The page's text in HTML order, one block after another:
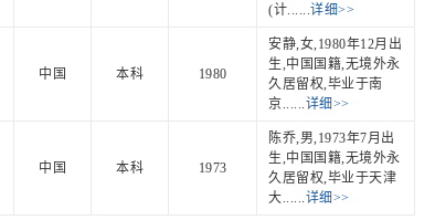
(计......详细>>
中国 本科 1980
安静,女,1980年12月出
生,中国国籍,无境外永
久居留权,毕业于南
京......详细>>
中国 本科 1973
陈乔,男,1973年7月出
生,中国国籍,无境外永
久居留权,毕业于天津
大......详细>>